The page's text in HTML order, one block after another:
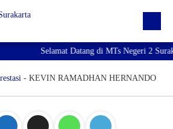
Selamat Datang di MTs Negeri 2
- KEVIN RAMADHAN HERNANDO